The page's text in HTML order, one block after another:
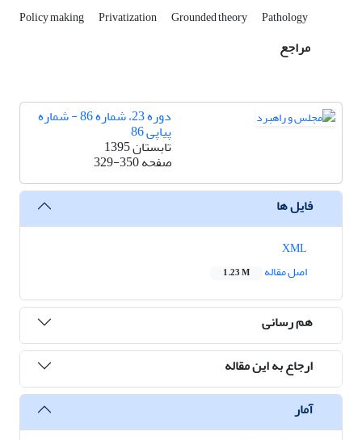
Policy making Privatization Grounded theory Pathology
مراجع
دوره 23، شماره 86 - شماره
پیاپی 86
تابستان 1395
صفحه329-350
فایل ها
اصل مقاله
1.23 M
هم رسانی
ارجاع به این مقاله
آمار